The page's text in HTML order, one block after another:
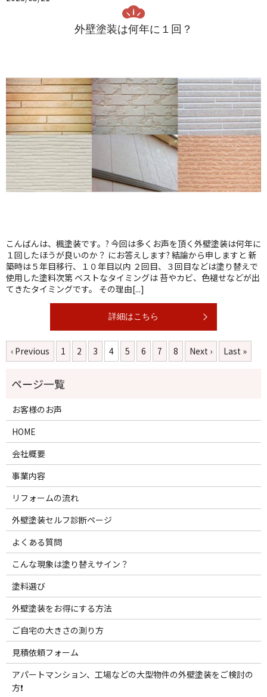
外壁塗装は何年に１回？
こんばんは、楓塗装です。? 今回は多くお声を頂く外壁塗装は何年に
１回したほうが良いのか？ にお答えします? 結論から申しますと 新
築時は５年目移行、１０年目以内 ２回目、３回目などは塗り替えで
使用した塗料次第 ベストなタイミングは 苔やカビ、色褪せなどが出
てきたタイミングです。 その理由[...]
詳細はこちら
‹ Previous 1 2 3 4 5 6 7 8 Next › Last »
お客様のお声
HOME
会社概要
事業内容
リフォームの流れ
外壁塗装セルフ診断ページ
よくある質問
こんな現象は塗り替えサイン？
塗料選び
外壁塗装をお得にする方法
ご自宅の大きさの測り方
見積依頼フォーム
アパートマンション、工場などの大型物件の外壁塗装をご検討の
方❗️